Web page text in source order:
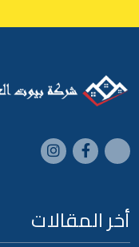
أخر المقالات